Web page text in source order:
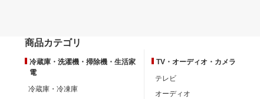
商品カテゴリ
冷蔵庫・洗濯機・掃除機・生活家
電
冷蔵庫・冷凍庫
TV・オーディオ・カメラ
テレビ
オーディオ